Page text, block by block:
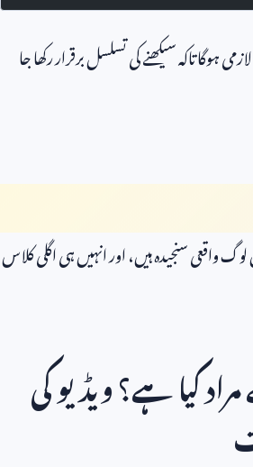
ہوگا تاکہ سیکھنے کی تسلسل برقرار رکھا جا
واقعی سنجیدہ ہیں، اور انہیں ہی اگلی کلاس
کیا ہے؟ ویڈیو کی